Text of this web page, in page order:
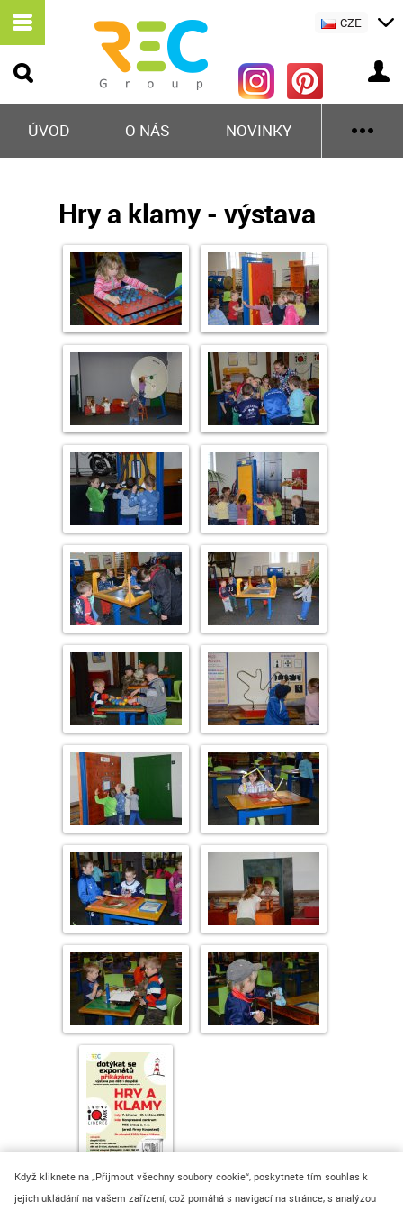
ÚVOD O NÁS NOVINKY
CZE
Hry a klamy - výstava
Když kliknete na „Přijmout všechny soubory cookie“, poskytnete tím souhlas k
jejich ukládání na vašem zařízení, což pomáhá s navigací na stránce, s analýzou